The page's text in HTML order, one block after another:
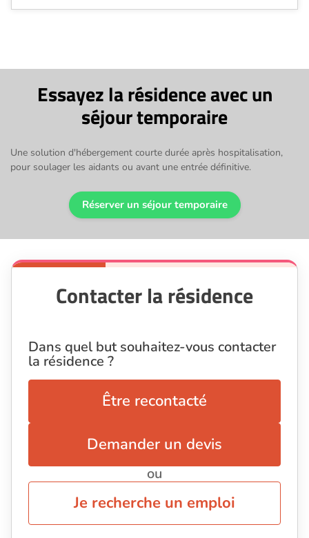
Essayez la résidence avec un
séjour temporaire
Une solution d'hébergement courte durée après hospitalisation,
pour soulager les aidants ou avant une entrée définitive.
Réserver un séjour temporaire
Contacter la résidence
Dans quel but souhaitez-vous contacter
la résidence ?
Être recontacté
Demander un devis
ou
Je recherche un emploi